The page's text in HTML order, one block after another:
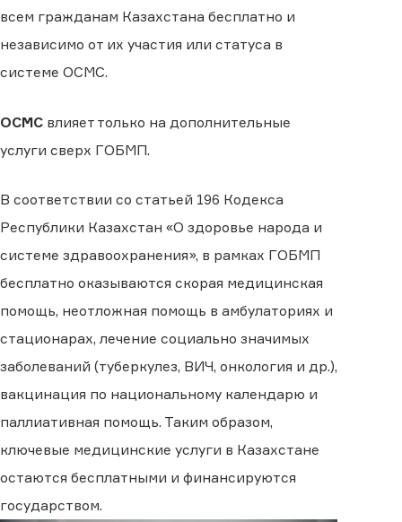
всем гражданам Казахстана бесплатно и
независимо от их участия или статуса в
системе ОСМС.
ОСМС влияет только на дополнительные
услуги сверх ГОБМП.
В соответствии со статьей 196 Кодекса
Республики Казахстан «О здоровье народа и
системе здравоохранения», в рамках ГОБМП
бесплатно оказываются скорая медицинская
помощь, неотложная помощь в амбулаториях и
стационарах, лечение социально значимых
заболеваний (туберкулез, ВИЧ, онкология и др.),
вакцинация по национальному календарю и
паллиативная помощь. Таким образом,
ключевые медицинские услуги в Казахстане
остаются бесплатными и финансируются
государством.